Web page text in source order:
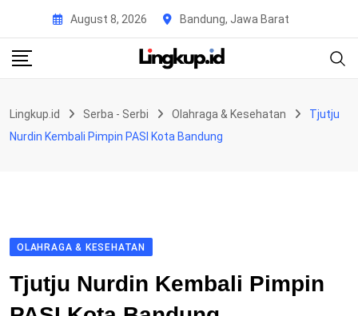
content
August 8, 2026 Bandung, Jawa Barat
Lingkup.id Serba - Serbi Olahraga & Kesehatan
Tjutju
Nurdin Kembali Pimpin PASI Kota Bandung
OLAHRAGA & KESEHATAN
Tjutju Nurdin Kembali Pimpin